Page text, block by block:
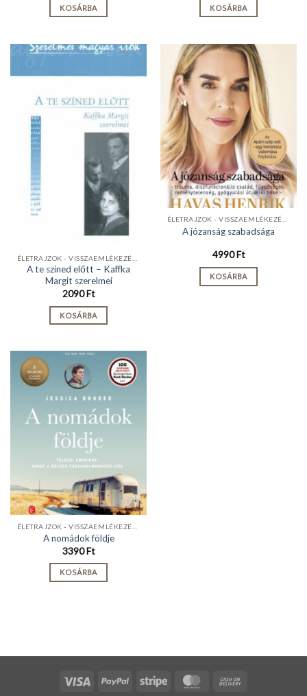
KOSÁRBA KOSÁRBA
A te színed előtt – Kaffka
Margit szerelmei
2090Ft
KOSÁRBA
ÉLETRAJZOK - VISSZAEMLÉKEZÉSEK
A józanság szabadsága
4990Ft
KOSÁRBA
A nomádok földje
3390Ft
KOSÁRBA
Visa PayPal Stripe MasterCard